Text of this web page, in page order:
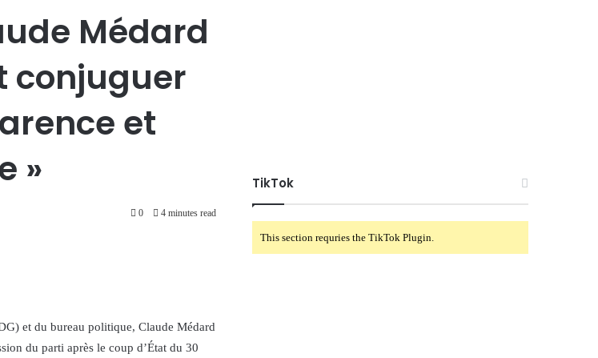
Médard
conjuguer
et
»
0 4 minutes read
et du bureau politique, Claude Médard
du parti après le coup d’État du 30
TikTok
This section requries the TikTok Plugin.